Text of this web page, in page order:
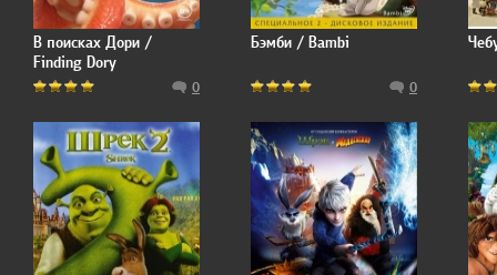
В поисках Дори /
Finding Dory
0
Бэмби / Bambi
0